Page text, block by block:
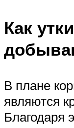
Как
В плане
являются
Благодаря